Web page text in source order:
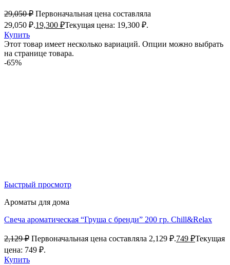
29,050₽ Первоначальная цена составляла
29,050 ₽.19,300 ₽Текущая цена: 19,300 ₽.
Купить
Этот товар имеет несколько вариаций. Опции можно выбрать
на странице товара.
-65%
Быстрый просмотр
Ароматы для дома
Свеча ароматическая “Груша с бренди” 200 гр. Chill&Relax
2,129₽ Первоначальная цена составляла 2,129 ₽.749 ₽Текущая
цена: 749 ₽.
Купить